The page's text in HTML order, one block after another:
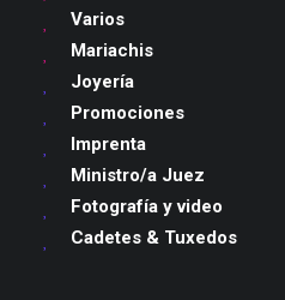
Varios
Mariachis
Joyería
Promociones
Imprenta
Ministro/a Juez
Fotografía y video
Cadetes & Tuxedos